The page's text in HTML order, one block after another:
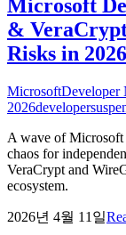
Microsoft
&
Risks in 2026
MicrosoftDeveloper
2026developer
A wave of Microsoft
chaos for
VeraCrypt and
ecosystem.
2026년 4월 11일